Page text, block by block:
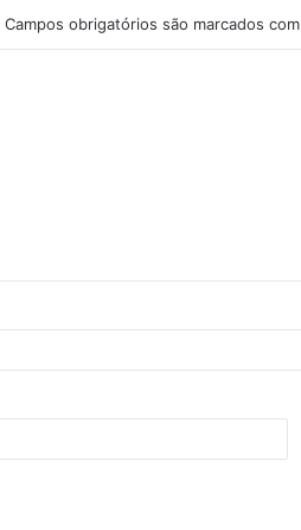
Campos obrigatórios são marcados com